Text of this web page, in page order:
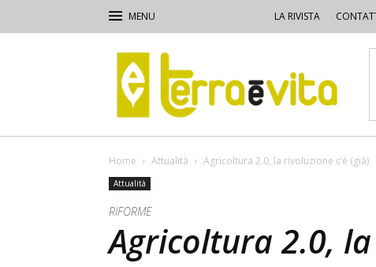
LA RIVISTA
Terra
e
Vita
Home Attualità Agricoltura 2.0, la rivoluzione c’è (già)
Attualità
RIFORME
Agricoltura 2.0,